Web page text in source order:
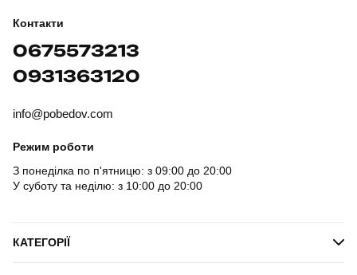
Контакти
0675573213
0931363120
info@pobedov.com
Режим роботи
З понеділка по п'ятницю: з 09:00 до 20:00
У суботу та неділю: з 10:00 до 20:00
КАТЕГОРІЇ